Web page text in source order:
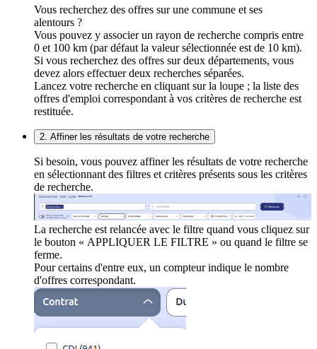
Vous recherchez des offres sur une commune et ses
alentours ?
Vous pouvez y associer un rayon de recherche compris entre
0 et 100 km (par défaut la valeur sélectionnée est de 10 km).
Si vous recherchez des offres sur deux départements, vous
devez alors effectuer deux recherches séparées.
Lancez votre recherche en cliquant sur la loupe ; la liste des
offres d'emploi correspondant à vos critères de recherche est
restituée.
2. Affiner les résultats de votre recherche
Si besoin, vous pouvez affiner les résultats de votre recherche
en sélectionnant des filtres et critères présents sous les critères
de recherche.
La recherche est relancée avec le filtre quand vous cliquez sur
le bouton « APPLIQUER LE FILTRE » ou quand le filtre se
ferme.
Pour certains d'entre eux, un compteur indique le nombre
d'offres correspondant.